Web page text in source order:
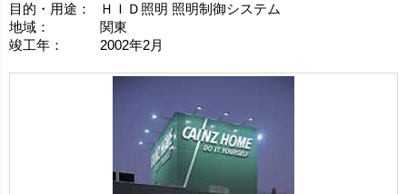
目的・用途：
ＨＩＤ照明 照明制御システム
地域：
関東
竣工年：
2002年2月